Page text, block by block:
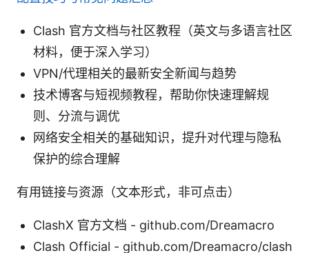
Clash 官方文档与社区教程（英文与多语言社区
材料，便于深入学习）
VPN/代理相关的最新安全新闻与趋势
技术博客与短视频教程，帮助你快速理解规
则、分流与调优
网络安全相关的基础知识，提升对代理与隐私
保护的综合理解
有用链接与资源（文本形式，非可点击）
ClashX 官方文档 - github.com/Dreamacro
Clash Official - github.com/Dreamacro/clash